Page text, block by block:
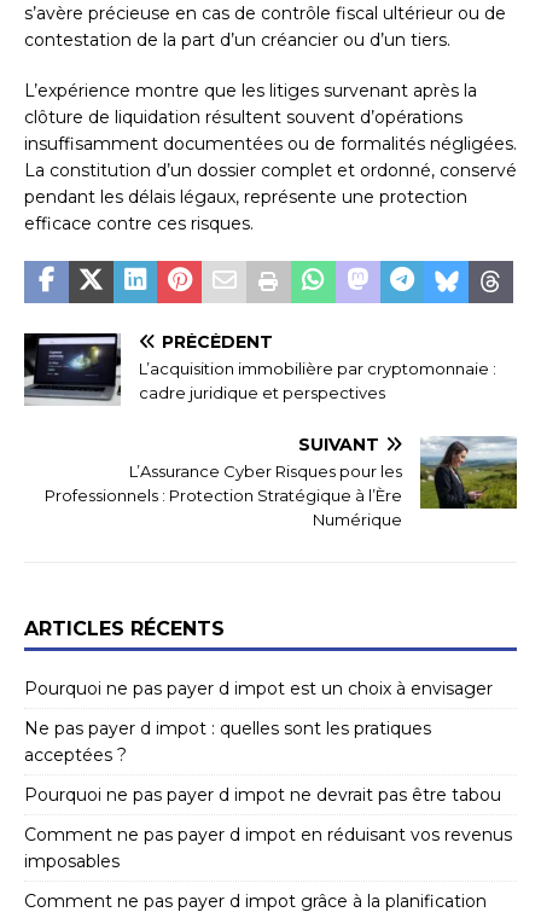
s’avère précieuse en cas de contrôle fiscal ultérieur ou de
contestation de la part d’un créancier ou d’un tiers.
L’expérience montre que les litiges survenant après la
clôture de liquidation résultent souvent d’opérations
insuffisamment documentées ou de formalités négligées.
La constitution d’un dossier complet et ordonné, conservé
pendant les délais légaux, représente une protection
efficace contre ces risques.
PRÉCÉDENT
L’acquisition immobilière par cryptomonnaie :
cadre juridique et perspectives
SUIVANT
L’Assurance Cyber Risques pour les
Professionnels : Protection Stratégique à l’Ère
Numérique
ARTICLES RÉCENTS
Pourquoi ne pas payer d impot est un choix à envisager
Ne pas payer d impot : quelles sont les pratiques
acceptées ?
Pourquoi ne pas payer d impot ne devrait pas être tabou
Comment ne pas payer d impot en réduisant vos revenus
imposables
Comment ne pas payer d impot grâce à la planification